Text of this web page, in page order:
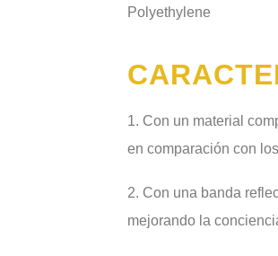
Polyethylene
1. Con un material
en comparación con
2. Con una banda
mejorando la